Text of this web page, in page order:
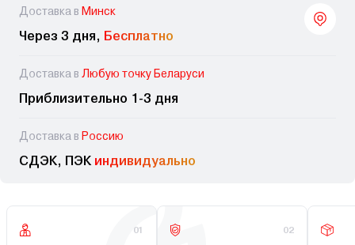
Доставка в Минск
Через 3 дня, Бесплатно
Доставка в Любую точку Беларуси
Приблизительно 1-3 дня
Доставка в Россию
СДЭК, ПЭК индивидуально
01 02